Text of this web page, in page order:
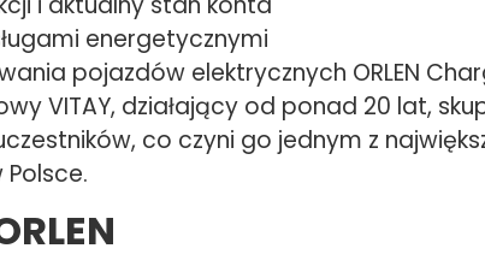
energetycznymi
pojazdów elektrycznych ORLEN
VITAY, działający od ponad 20 lat,
co czyni go jednym z